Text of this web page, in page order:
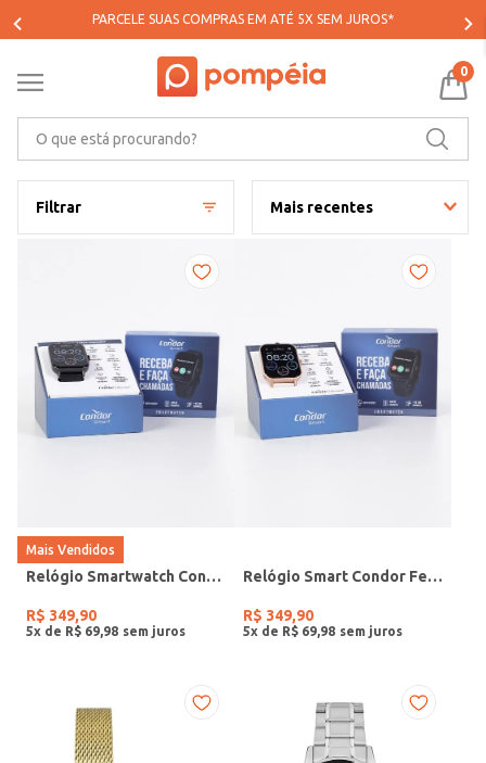
PARCELE SUAS COMPRAS EM ATÉ 5X SEM JUROS*
0
Filtrar Mais recentes
Mais Vendidos
Relógio Smartwatch Condor PRETO
R$ 349,90
5x de R$ 69 98
Relógio Smart Condor Feminino ROSE
R$ 349,90
5x de R$ 69 98